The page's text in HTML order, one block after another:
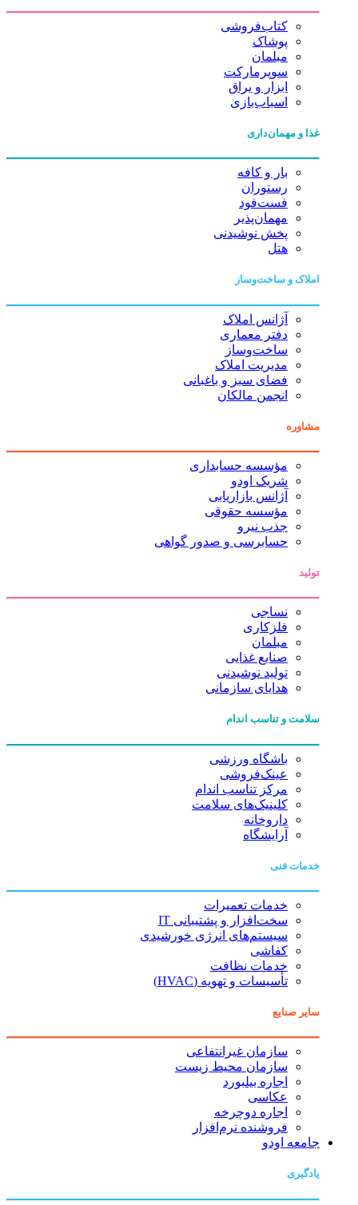
کتاب‌فروشی
پوشاک
مبلمان
سوپرمارکت
ابزار و یراق
اسباب‌بازی
غذا و مهمان‌داری
بار و کافه
رستوران
فست‌فود
مهمان‌پذیر
پخش نوشیدنی
هتل
املاک و ساخت‌وساز
آژانس املاک
دفتر معماری
ساخت‌وساز
مدیریت املاک
فضای سبز و باغبانی
انجمن مالکان
مشاوره
مؤسسه حسابداری
شریک اودو
آژانس بازاریابی
مؤسسه حقوقی
جذب نیرو
حسابرسی و صدور گواهی
تولید
نساجی
فلزکاری
مبلمان
صنایع غذایی
تولید نوشیدنی
هدایای سازمانی
سلامت و تناسب اندام
باشگاه ورزشی
عینک‌فروشی
مرکز تناسب اندام
کلینیک‌های سلامت
داروخانه
آرایشگاه
خدمات فنی
خدمات تعمیرات
سخت‌افزار و پشتیبانی IT
سیستم‌های انرژی خورشیدی
کفاشی
خدمات نظافت
تأسیسات و تهویه (HVAC)
سایر صنایع
سازمان غیرانتفاعی
سازمان محیط زیست
اجاره بیلبورد
عکاسی
اجاره دوچرخه
فروشنده نرم‌افزار
جامعه اودو
یادگیری